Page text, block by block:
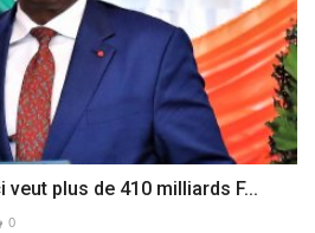
veut plus de 410 milliards F...
0